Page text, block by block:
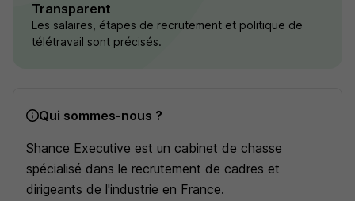
Transparent
Les salaires, étapes de recrutement et politique de
télétravail sont précisés.
Qui sommes-nous ?
Shance Executive est un cabinet de chasse
spécialisé dans le recrutement de cadres et
dirigeants de l'industrie en France.